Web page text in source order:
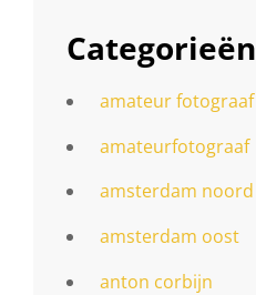
Categorieën
amateur fotograaf
amateurfotograaf
amsterdam noord
amsterdam oost
anton corbijn